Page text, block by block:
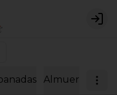
Almuerzos